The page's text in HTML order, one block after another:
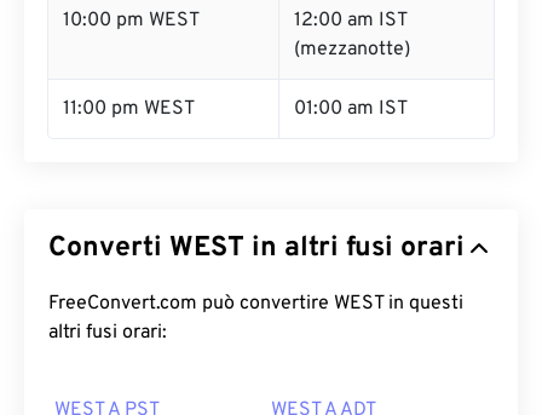
10:00 pm WEST
12:00 am IST
(mezzanotte)
11:00 pm WEST 01:00 am IST
Converti WEST in altri fusi orari
FreeConvert.com può convertire WEST in questi
altri fusi orari:
WEST A PST WEST A ADT